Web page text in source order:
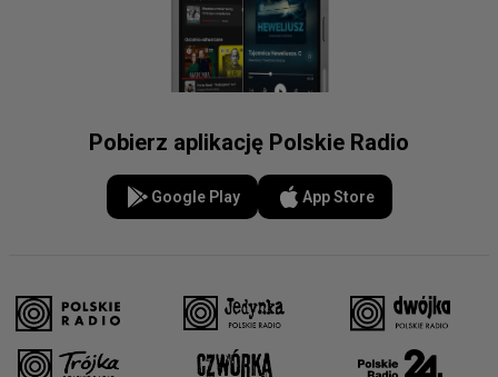
Pobierz aplikację Polskie Radio
Google Play App Store